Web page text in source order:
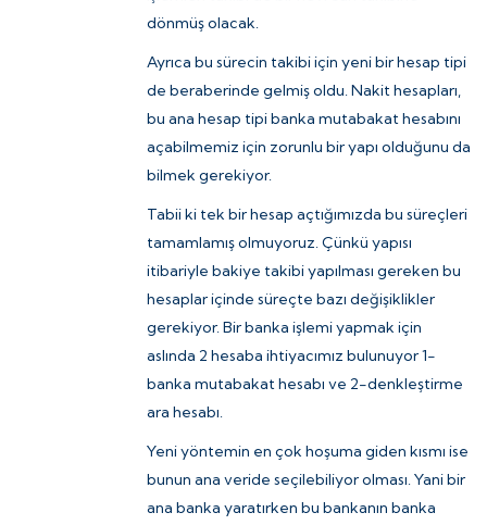
dönmüş olacak.
Ayrıca bu sürecin takibi için yeni bir hesap tipi
de beraberinde gelmiş oldu. Nakit hesapları,
bu ana hesap tipi banka mutabakat hesabını
açabilmemiz için zorunlu bir yapı olduğunu da
bilmek gerekiyor.
Tabii ki tek bir hesap açtığımızda bu süreçleri
tamamlamış olmuyoruz. Çünkü yapısı
itibariyle bakiye takibi yapılması gereken bu
hesaplar içinde süreçte bazı değişiklikler
gerekiyor. Bir banka işlemi yapmak için
aslında 2 hesaba ihtiyacımız bulunuyor 1-
banka mutabakat hesabı ve 2-denkleştirme
ara hesabı.
Yeni yöntemin en çok hoşuma giden kısmı ise
bunun ana veride seçilebiliyor olması. Yani bir
ana banka yaratırken bu bankanın banka